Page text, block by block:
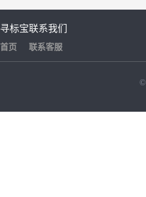
寻标宝
首页
联系我们
联系客服
©